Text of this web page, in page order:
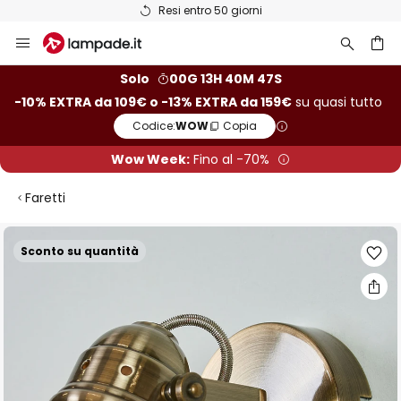
Resi entro 50 giorni
Salta
al
Solo
00G 13H 40M 46S
-10% EXTRA da 109€ o -13% EXTRA da 159€ su quasi tutto
Codice:WOW Copia
Wow Week: Fino al -70%
Faretti
Sconto su quantità
Vai
alla